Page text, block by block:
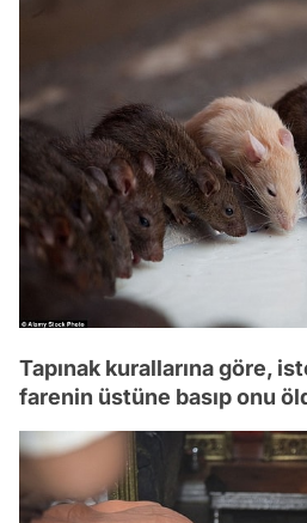
Tapınak kurallarına göre,
farenin üstüne basıp onu